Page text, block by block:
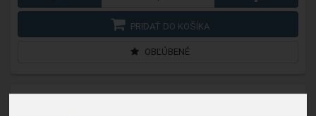
PRIDAŤ DO KOŠÍKA
OBĽÚBENÉ